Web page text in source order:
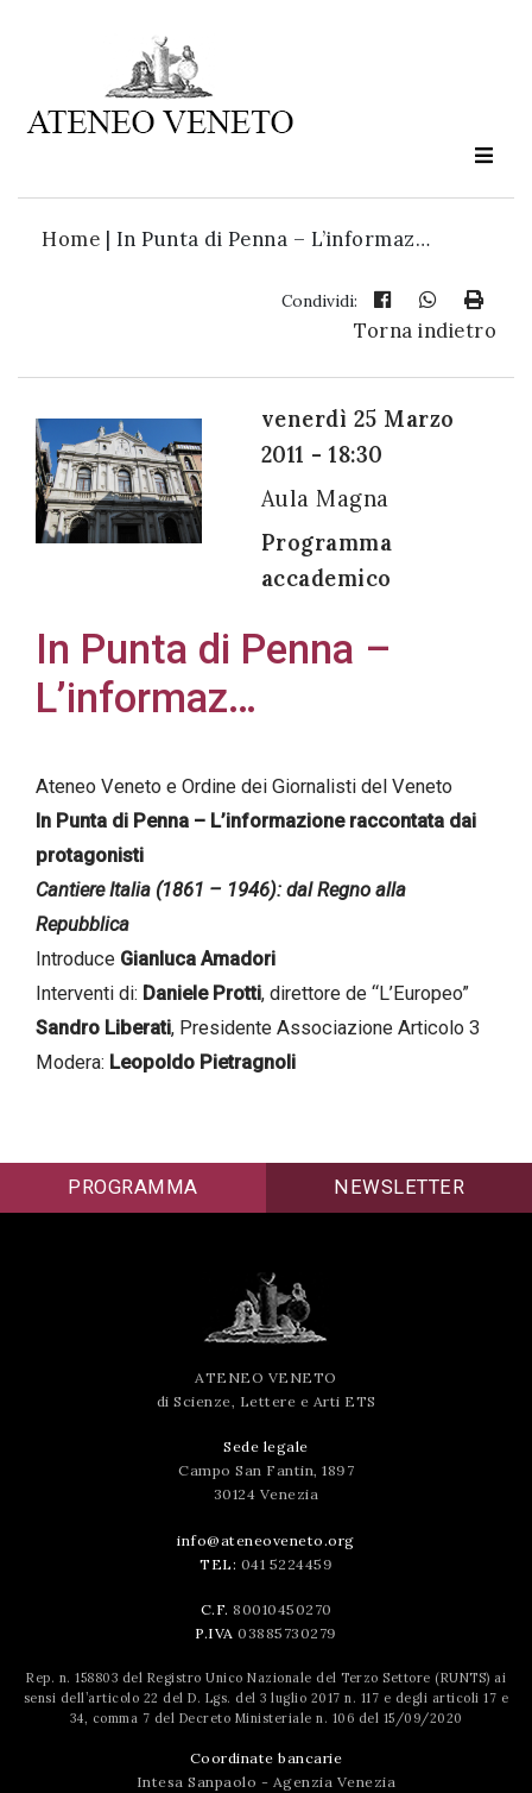
Home | In Punta di Penna – L’informaz…
Condividi:
Torna indietro
venerdì 25 Marzo
2011 - 18:30
Aula Magna
Programma
accademico
In Punta di Penna –
L’informaz…
Ateneo Veneto e Ordine dei Giornalisti del Veneto
In Punta di Penna – L’informazione raccontata dai
protagonisti
Cantiere Italia (1861 – 1946): dal Regno alla
Repubblica
Introduce Gianluca Amadori
Interventi di: Daniele Protti, direttore de “L’Europeo”
Sandro Liberati, Presidente Associazione Articolo 3
Modera: Leopoldo Pietragnoli
Ateneo
è
cultura
newsletter:
Acconsento
all'uso dei
accordo
con il
decreto
legislativo
196/03
Registrazione
avvenuta con
PROGRAMMA NEWSLETTER
ATENEO VENETO
di Scienze, Lettere e Arti ETS
Sede legale
Campo San Fantin, 1897
30124 Venezia
info@ateneoveneto.org
TEL: 041 5224459
C.F. 80010450270
P.IVA 03885730279
Rep. n. 158803 del Registro Unico Nazionale del Terzo Settore (RUNTS) ai
sensi dell’articolo 22 del D. Lgs. del 3 luglio 2017 n. 117 e degli articoli 17 e
34, comma 7 del Decreto Ministeriale n. 106 del 15/09/2020
Coordinate bancarie
Intesa Sanpaolo - Agenzia Venezia